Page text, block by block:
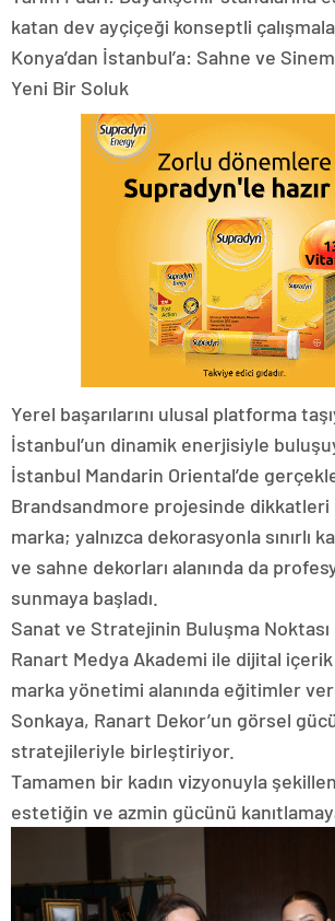
katan dev ayçiçeği konseptli
Konya’dan İstanbul’a: Sahne ve
Yeni Bir Soluk
​Yerel başarılarını ulusal platforma
İstanbul’un dinamik enerjisiyle
İstanbul Mandarin Oriental’de
Brandsandmore projesinde dikkatleri
marka; yalnızca dekorasyonla sınırlı
ve sahne dekorları alanında da
sunmaya başladı.
​Sanat ve Stratejinin Buluşma Noktası
​Ranart Medya Akademi ile dijital
marka yönetimi alanında eğitimler
Sonkaya, Ranart Dekor’un görsel
stratejileriyle birleştiriyor.
Tamamen bir kadın vizyonuyla
estetiğin ve azmin gücünü